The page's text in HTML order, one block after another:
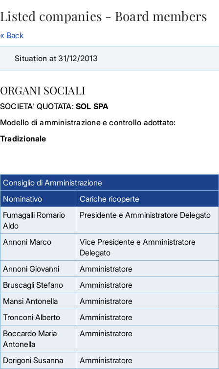
Skip to Main Content
Listed companies - Board members
« Back
Situation at 31/12/2013
ORGANI SOCIALI
SOCIETA' QUOTATA: SOL SPA
Modello di amministrazione e controllo adottato:
Tradizionale
Consiglio di Amministrazione
Nominativo
Cariche ricoperte
Fumagalli Romario
Aldo
Presidente e Amministratore Delegato
Annoni Marco
Vice Presidente e Amministratore
Delegato
Annoni Giovanni
Amministratore
Bruscagli Stefano
Amministratore
Mansi Antonella
Amministratore
Tronconi Alberto
Amministratore
Boccardo Maria
Antonella
Amministratore
Dorigoni Susanna
Amministratore